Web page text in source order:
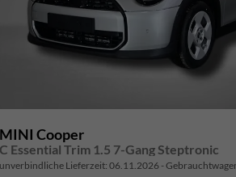
MINI Cooper
C Essential Trim 1.5 7-Gang Steptronic
unverbindliche Lieferzeit:06.11.2026